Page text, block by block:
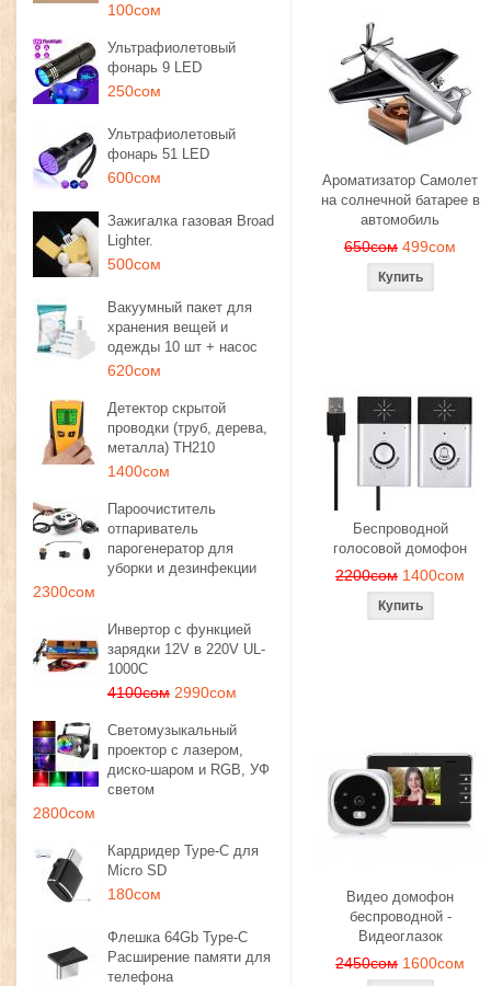
100сом
Ультрафиолетовый
фонарь 9 LED
250сом
Ультрафиолетовый
фонарь 51 LED
600сом
Зажигалка газовая Broad
Lighter.
500сом
Вакуумный пакет для
хранения вещей и
одежды 10 шт + насос
620сом
Детектор скрытой
проводки (труб, дерева,
металла) TH210
1400сом
Пароочиститель
отпариватель
парогенератор для
уборки и дезинфекции
2300сом
Инвертор с функцией
зарядки 12V в 220V UL-
1000C
4100сом 2990сом
Светомузыкальный
проектор с лазером,
диско-шаром и RGB, УФ
светом
2800сом
Кардридер Type-C для
Micro SD
180сом
Флешка 64Gb Type-C
Расширение памяти для
телефона
Ароматизатор Самолет
на солнечной батарее в
автомобиль
650сом 499сом
Беспроводной
голосовой домофон
2200сом 1400сом
Видео домофон
беспроводной -
Видеоглазок
2450сом 1600сом